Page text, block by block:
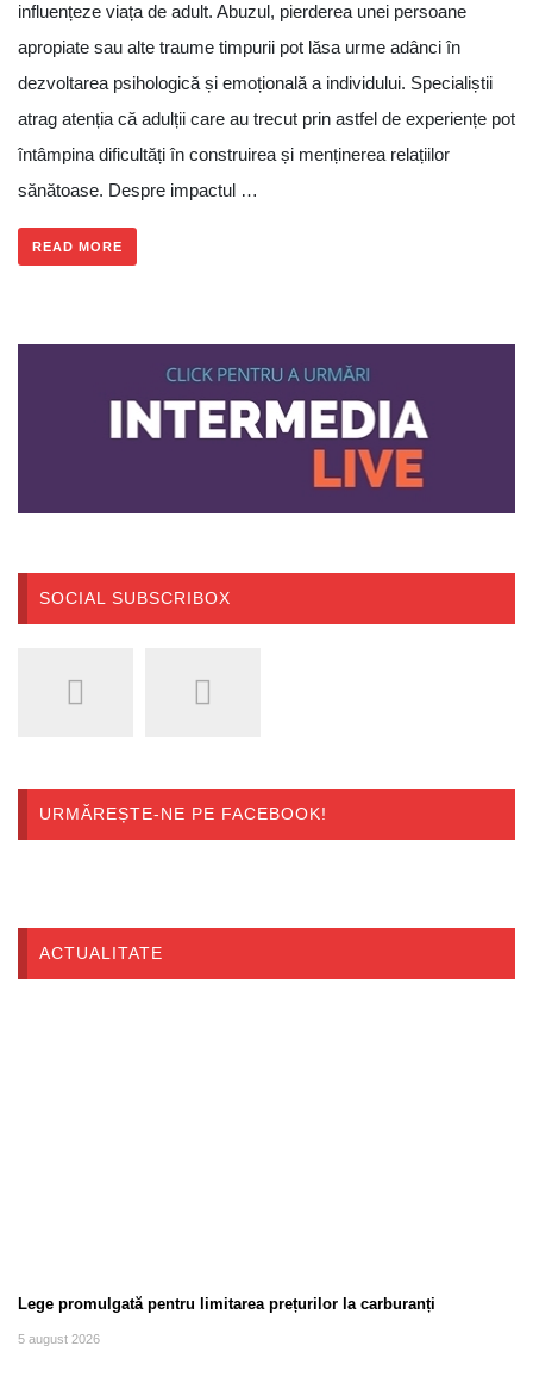
influențeze viața de adult. Abuzul, pierderea unei persoane
apropiate sau alte traume timpurii pot lăsa urme adânci în
dezvoltarea psihologică și emoțională a individului. Specialiștii
atrag atenția că adulții care au trecut prin astfel de experiențe pot
întâmpina dificultăți în construirea și menținerea relațiilor
sănătoase. Despre impactul …
READ MORE
SOCIAL SUBSCRIBOX
URMĂREȘTE-NE PE FACEBOOK!
ACTUALITATE
Lege promulgată pentru limitarea prețurilor la carburanți
5 august 2026